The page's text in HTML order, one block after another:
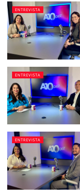
ENTREVISTA
ENTREVISTA
ENTREVISTA